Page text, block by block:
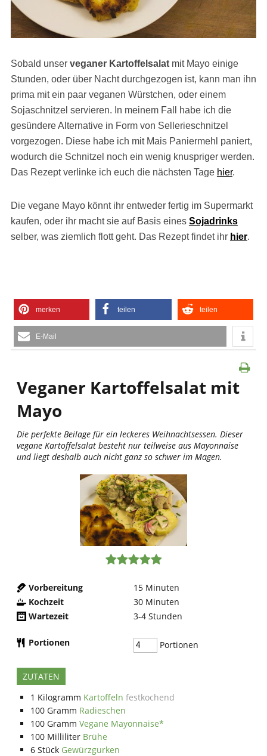
Sobald unser veganer Kartoffelsalatmit Mayo einige
Stunden, oder über Nacht durchgezogen ist, kann man ihn
prima mit ein paar veganen Würstchen, oder einem
Sojaschnitzel servieren. In meinem Fall habe ich die
gesündere Alternative in Form von Sellerieschnitzel
vorgezogen. Diese habe ich mit Mais Paniermehl paniert,
wodurch die Schnitzel noch ein wenig knuspriger werden.
Das Rezept verlinke ich euch die nächsten Tage hier.
Die vegane Mayo könnt ihr entweder fertig im Supermarkt
kaufen, oder ihr macht sie auf Basis eines Sojadrinks
selber, was ziemlich flott geht. Das Rezept findet ihr hier.
merken teilen teilen
E-Mail
Veganer Kartoffelsalat mit
Mayo
Die perfekte Beilage für ein leckeres Weihnachtsessen. Dieser
vegane Kartoffelsalat besteht nur teilweise aus Mayonnaise
und liegt deshalb auch nicht ganz so schwer im Magen.
Vorbereitung 15 Minuten
Kochzeit
30 Minuten
Wartezeit
3-4 Stunden
Portionen Portionen
ZUTATEN
1 Kilogramm Kartoffeln festkochend
100 Gramm Radieschen
100 Gramm Vegane Mayonnaise*
100 Milliliter Brühe
6 Stück Gewürzgurken